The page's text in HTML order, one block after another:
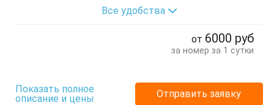
Журнальный столик
Кровать двуспальная
Все удобства
от 6000 руб
за номер за 1 сутки
Показать полное
описание и цены
Отправить заявку